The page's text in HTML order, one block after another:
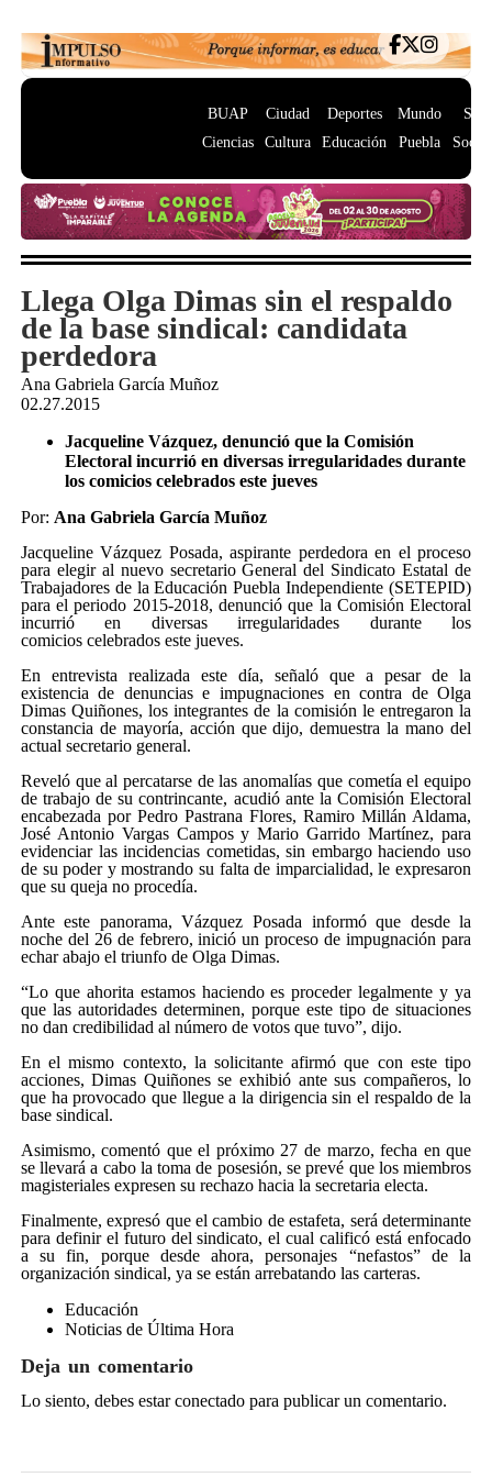
BUAP
Ciencias
Ciudad
Cultura
Deportes
Educación
Mundo
Puebla
Llega Olga Dimas sin el respaldo
de la base sindical: candidata
perdedora
Ana Gabriela García Muñoz
02.27.2015
Jacqueline Vázquez, denunció que la Comisión
Electoral incurrió en diversas irregularidades durante
los comicios celebrados este jueves
Por: Ana Gabriela García Muñoz
Jacqueline Vázquez Posada, aspirante perdedora en el proceso
para elegir al nuevo secretario General del Sindicato Estatal de
Trabajadores de la Educación Puebla Independiente (SETEPID)
para el periodo 2015-2018, denunció que la Comisión Electoral
incurrió en diversas irregularidades durante los
comicios celebrados este jueves.
En entrevista realizada este día, señaló que a pesar de la
existencia de denuncias e impugnaciones en contra de Olga
Dimas Quiñones, los integrantes de la comisión le entregaron la
constancia de mayoría, acción que dijo, demuestra la mano del
actual secretario general.
Reveló que al percatarse de las anomalías que cometía el equipo
de trabajo de su contrincante, acudió ante la Comisión Electoral
encabezada por Pedro Pastrana Flores, Ramiro Millán Aldama,
José Antonio Vargas Campos y Mario Garrido Martínez, para
evidenciar las incidencias cometidas, sin embargo haciendo uso
de su poder y mostrando su falta de imparcialidad, le expresaron
que su queja no procedía.
Ante este panorama, Vázquez Posada informó que desde la
noche del 26 de febrero, inició un proceso de impugnación para
echar abajo el triunfo de Olga Dimas.
“Lo que ahorita estamos haciendo es proceder legalmente y ya
que las autoridades determinen, porque este tipo de situaciones
no dan credibilidad al número de votos que tuvo”, dijo.
En el mismo contexto, la solicitante afirmó que con este tipo
acciones, Dimas Quiñones se exhibió ante sus compañeros, lo
que ha provocado que llegue a la dirigencia sin el respaldo de la
base sindical.
Asimismo, comentó que el próximo 27 de marzo, fecha en que
se llevará a cabo la toma de posesión, se prevé que los miembros
magisteriales expresen su rechazo hacia la secretaria electa.
Finalmente, expresó que el cambio de estafeta, será determinante
para definir el futuro del sindicato, el cual calificó está enfocado
a su fin, porque desde ahora, personajes “nefastos” de la
organización sindical, ya se están arrebatando las carteras.
Educación
Noticias de Última Hora
Deja un comentario
Lo siento, debes estarconectadopara publicar un comentario.